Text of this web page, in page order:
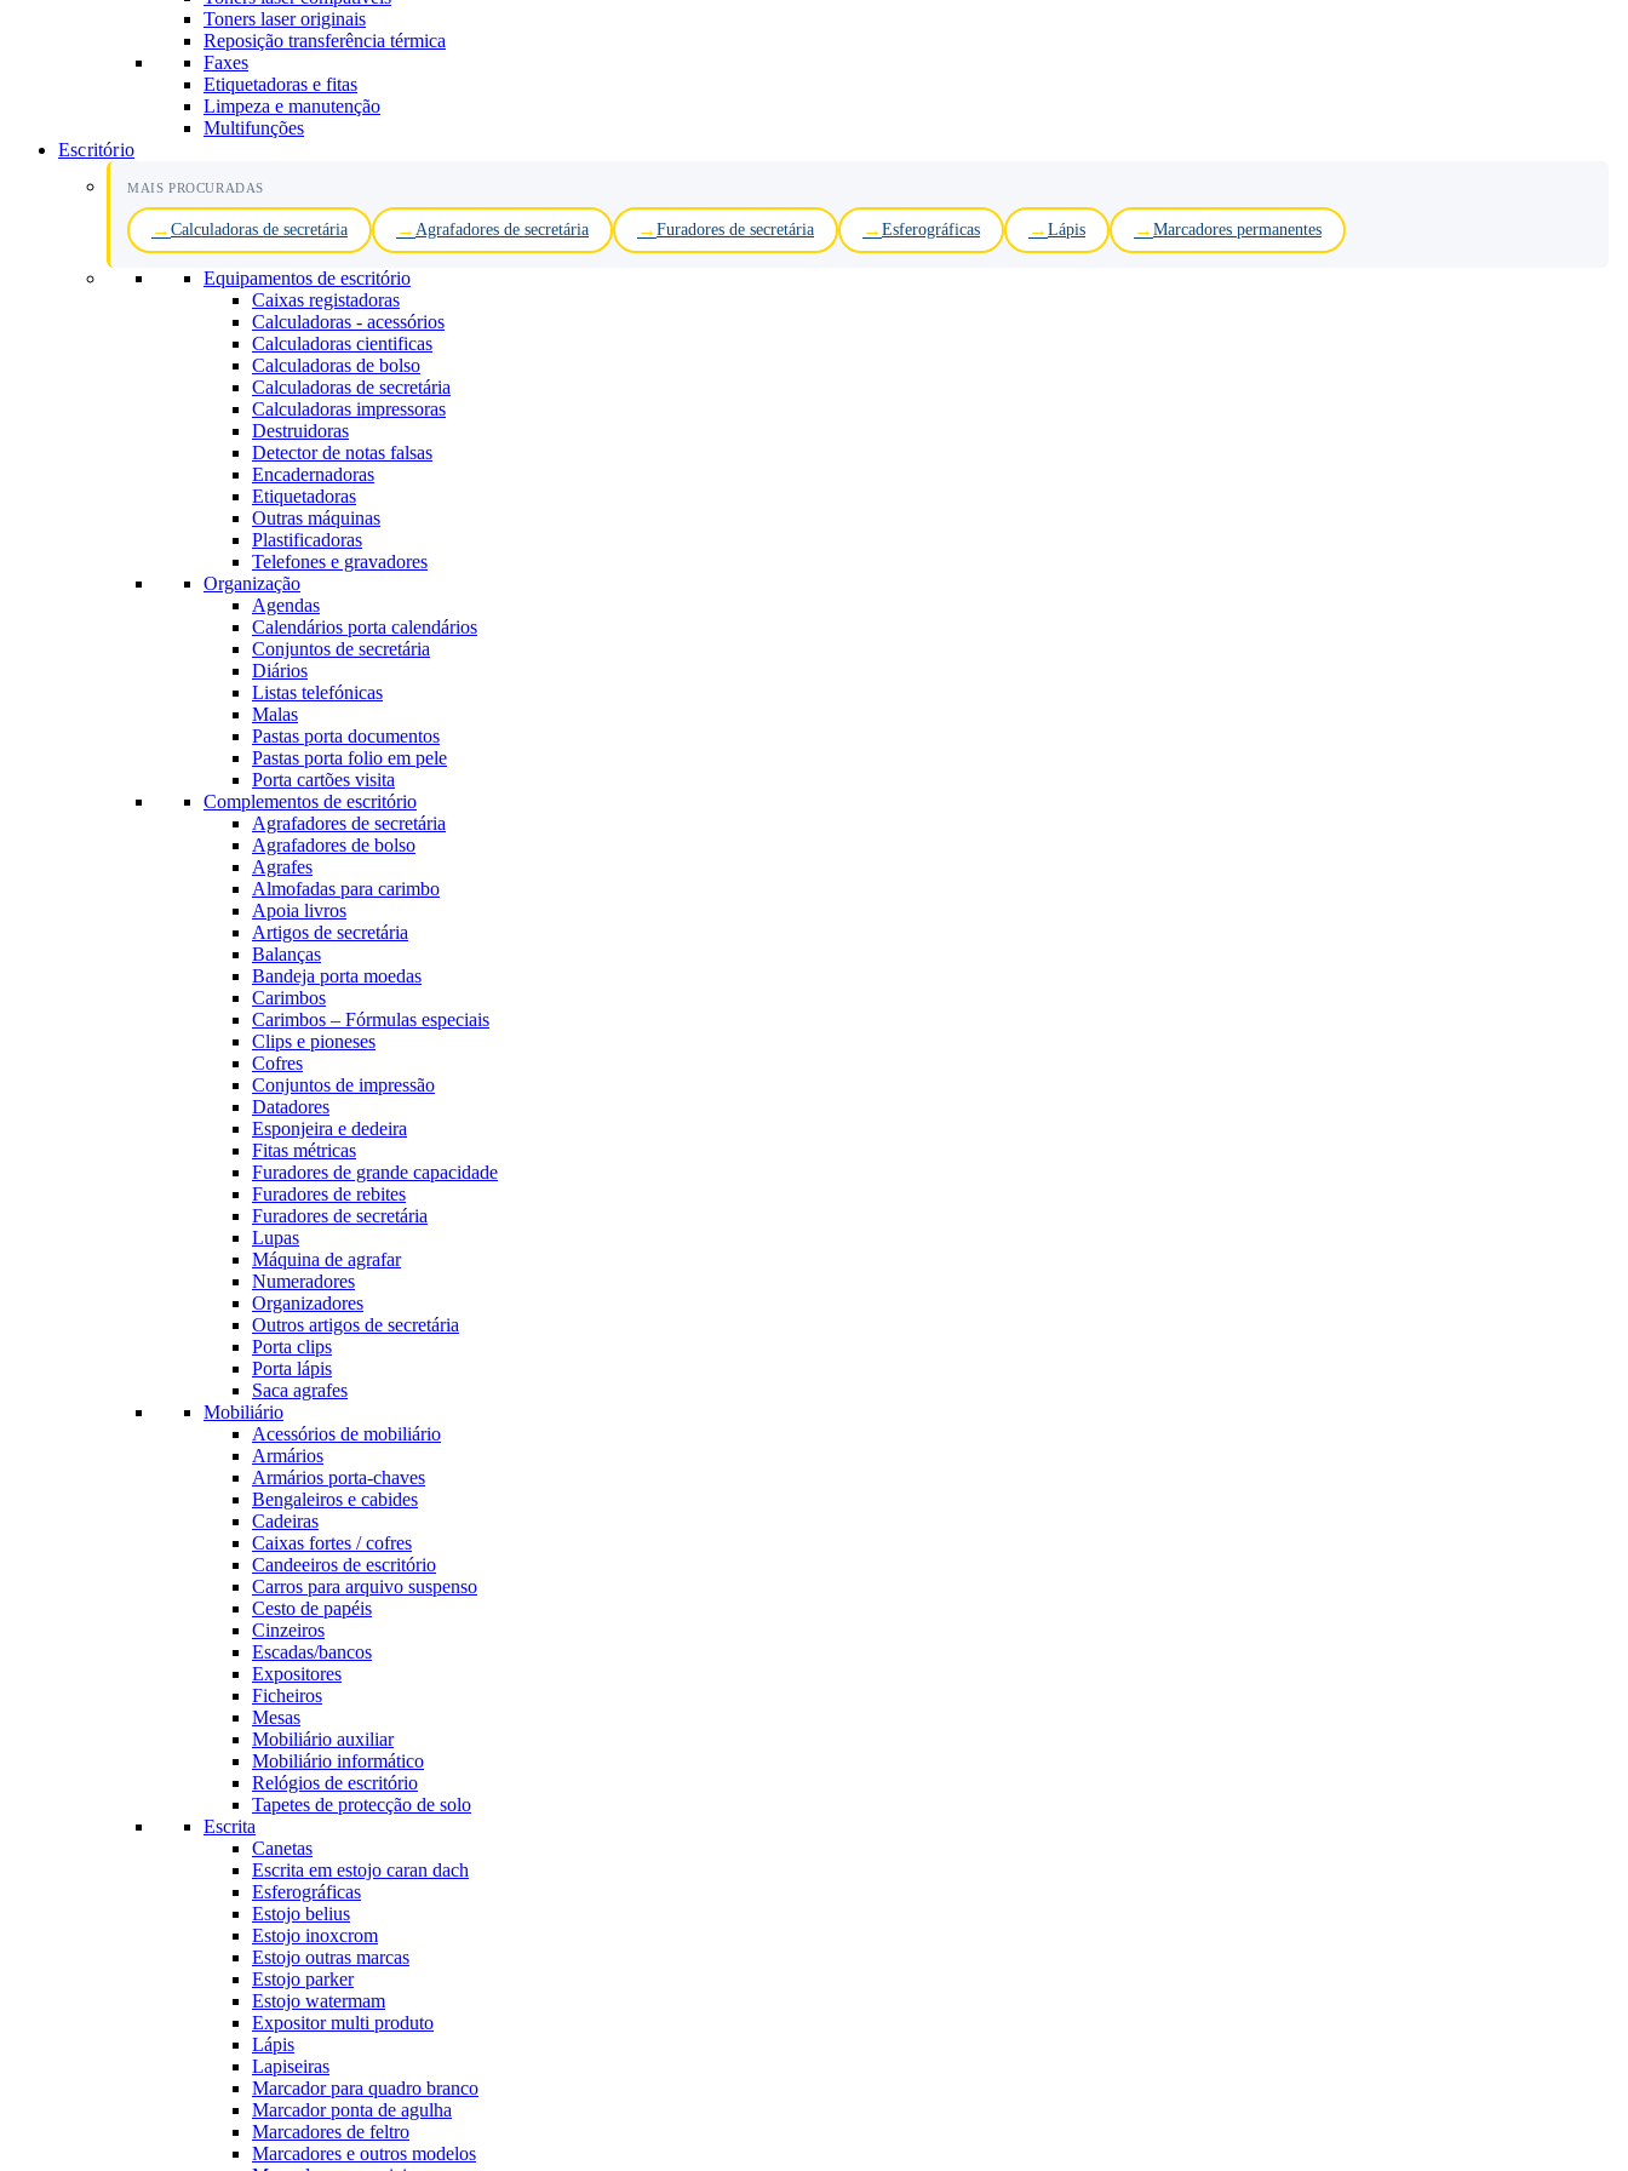
Toners laser originais
Reposição transferência térmica
Faxes
Etiquetadoras e fitas
Limpeza e manutenção
Multifunções
Escritório
MAIS PROCURADAS
Calculadoras de secretária Agrafadores de secretária Furadores de secretária Esferográficas Lápis Marcadores permanentes
Equipamentos de escritório
Caixas registadoras
Calculadoras - acessórios
Calculadoras cientificas
Calculadoras de bolso
Calculadoras de secretária
Calculadoras impressoras
Destruidoras
Detector de notas falsas
Encadernadoras
Etiquetadoras
Outras máquinas
Plastificadoras
Telefones e gravadores
Organização
Agendas
Calendários porta calendários
Conjuntos de secretária
Diários
Listas telefónicas
Malas
Pastas porta documentos
Pastas porta folio em pele
Porta cartões visita
Complementos de escritório
Agrafadores de secretária
Agrafadores de bolso
Agrafes
Almofadas para carimbo
Apoia livros
Artigos de secretária
Balanças
Bandeja porta moedas
Carimbos
Carimbos – Fórmulas especiais
Clips e pioneses
Cofres
Conjuntos de impressão
Datadores
Esponjeira e dedeira
Fitas métricas
Furadores de grande capacidade
Furadores de rebites
Furadores de secretária
Lupas
Máquina de agrafar
Numeradores
Organizadores
Outros artigos de secretária
Porta clips
Porta lápis
Saca agrafes
Mobiliário
Acessórios de mobiliário
Armários
Armários porta-chaves
Bengaleiros e cabides
Cadeiras
Caixas fortes / cofres
Candeeiros de escritório
Carros para arquivo suspenso
Cesto de papéis
Cinzeiros
Escadas/bancos
Expositores
Ficheiros
Mesas
Mobiliário auxiliar
Mobiliário informático
Relógios de escritório
Tapetes de protecção de solo
Escrita
Canetas
Escrita em estojo caran dach
Esferográficas
Estojo belius
Estojo inoxcrom
Estojo outras marcas
Estojo parker
Estojo watermam
Expositor multi produto
Lápis
Lapiseiras
Marcador para quadro branco
Marcador ponta de agulha
Marcadores de feltro
Marcadores e outros modelos